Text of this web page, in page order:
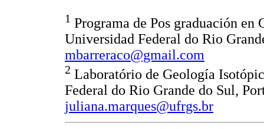
1 Programa de Pos graduación
Universidad Federal do Rio
mbarreraco@gmail.com
2 Laboratório de Geología
Federal do Rio Grande do Sul,
juliana.marques@ufrgs.br